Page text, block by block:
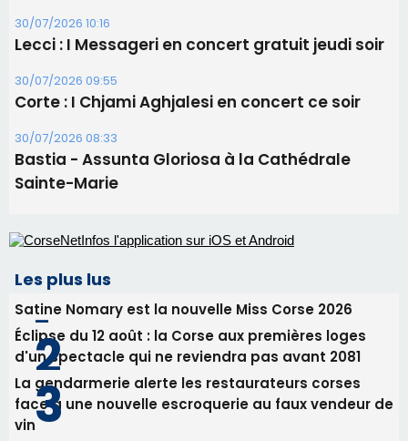
30/07/2026 10:16
Lecci : I Messageri en concert gratuit jeudi soir
30/07/2026 09:55
Corte : I Chjami Aghjalesi en concert ce soir
30/07/2026 08:33
Bastia - Assunta Gloriosa à la Cathédrale
Sainte-Marie
Les plus lus
Satine Nomary est la nouvelle Miss Corse 2026
Éclipse du 12 août : la Corse aux premières loges
d'un spectacle qui ne reviendra pas avant 2081
La gendarmerie alerte les restaurateurs corses
face à une nouvelle escroquerie au faux vendeur de
vin